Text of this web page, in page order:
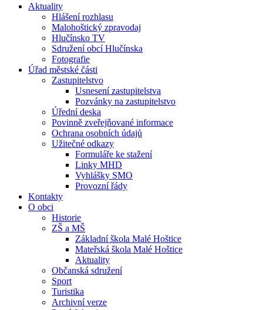
Aktuality
Hlášení rozhlasu
Malohoštický zpravodaj
Hlučínsko TV
Sdružení obcí Hlučínska
Fotografie
Úřad městské části
Zastupitelstvo
Usnesení zastupitelstva
Pozvánky na zastupitelstvo
Úřední deska
Povinně zveřejňované informace
Ochrana osobních údajů
Užitečné odkazy
Formuláře ke stažení
Linky MHD
Vyhlášky SMO
Provozní řády
Kontakty
O obci
Historie
ZŠ a MŠ
Základní škola Malé Hoštice
Mateřská škola Malé Hoštice
Aktuality
Občanská sdružení
Sport
Turistika
Archivní verze